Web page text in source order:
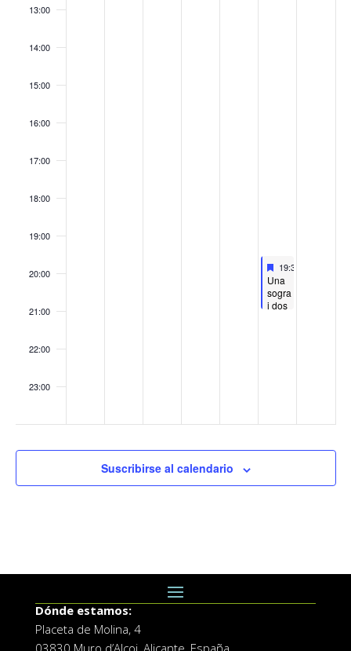
13:00
14:00
15:00
16:00
17:00
18:00
19:00
20:00
21:00
22:00
23:00
Destacado
November 22,
19:30
Destacado
Una
sogra
i dos
Suscribirse al calendario
Dónde estamos:
Placeta de Molina, 4